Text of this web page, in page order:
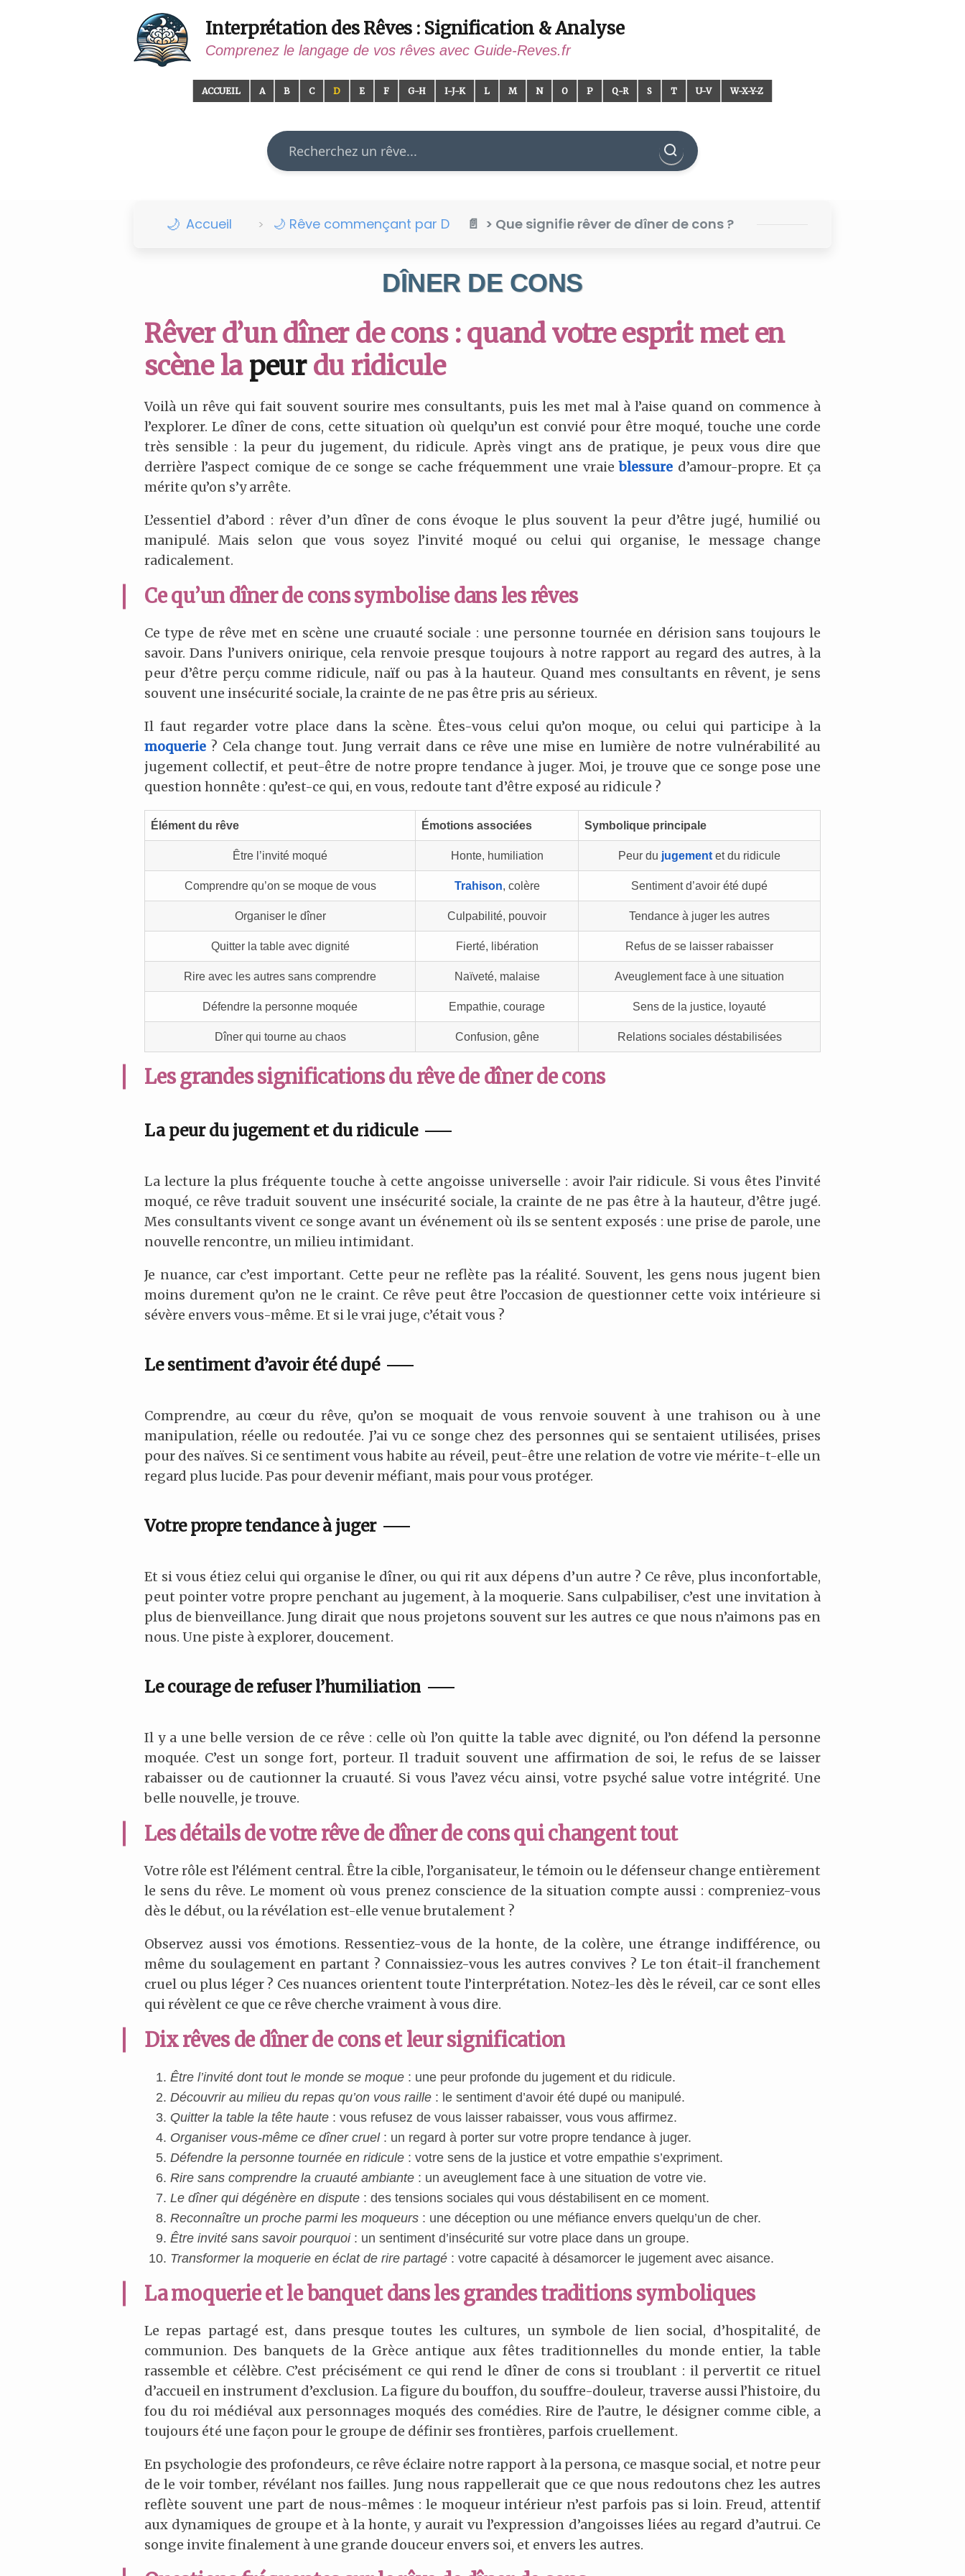
Interprétation des Rêves : Signification & Analyse
Comprenez le langage de vos rêves avec Guide-Reves.fr
ACCUEIL A B C D E F G-H I-J-K L M N O P Q-R S T U-V W-X-Y-Z
Rechercher
Accueil 🌙 Rêve commençant par D > Que signifie rêver de dîner de cons ?
DÎNER DE CONS
Rêver d’un dîner de cons : quand votre esprit met en
scène la peurdu ridicule
Voilà un rêve qui fait souvent sourire mes consultants, puis les met mal à l’aise quand on commence à
l’explorer. Le dîner de cons, cette situation où quelqu’un est convié pour être moqué, touche une corde
très sensible : la peur du jugement, du ridicule. Après vingt ans de pratique, je peux vous dire que
derrière l’aspect comique de ce songe se cache fréquemment une vraieblessure d’amour-propre. Et ça
mérite qu’on s’y arrête.
L’essentiel d’abord : rêver d’un dîner de cons évoque le plus souvent la peur d’être jugé, humilié ou
manipulé. Mais selon que vous soyez l’invité moqué ou celui qui organise, le message change
radicalement.
Ce qu’un dîner de cons symbolise dans les rêves
Ce type de rêve met en scène une cruauté sociale : une personne tournée en dérision sans toujours le
savoir. Dans l’univers onirique, cela renvoie presque toujours à notre rapport au regard des autres, à la
peur d’être perçu comme ridicule, naïf ou pas à la hauteur. Quand mes consultants en rêvent, je sens
souvent une insécurité sociale, la crainte de ne pas être pris au sérieux.
Il faut regarder votre place dans la scène. Êtes-vous celui qu’on moque, ou celui qui participe à la
moquerie ? Cela change tout. Jung verrait dans ce rêve une mise en lumière de notre vulnérabilité au
jugement collectif, et peut-être de notre propre tendance à juger. Moi, je trouve que ce songe pose une
question honnête : qu’est-ce qui, en vous, redoute tant d’être exposé au ridicule ?
Élément du rêve Émotions associées Symbolique principale
Être l’invité moqué Honte, humiliation Peur du jugement et du ridicule
Comprendre qu’on se moque de vous Trahison, colère Sentiment d’avoir été dupé
Organiser le dîner Culpabilité, pouvoir Tendance à juger les autres
Quitter la table avec dignité Fierté, libération Refus de se laisser rabaisser
Rire avec les autres sans comprendre Naïveté, malaise Aveuglement face à une situation
Défendre la personne moquée Empathie, courage Sens de la justice, loyauté
Dîner qui tourne au chaos Confusion, gêne Relations sociales déstabilisées
Les grandes significations du rêve de dîner de cons
La peur du jugement et du ridicule
La lecture la plus fréquente touche à cette angoisse universelle : avoir l’air ridicule. Si vous êtes l’invité
moqué, ce rêve traduit souvent une insécurité sociale, la crainte de ne pas être à la hauteur, d’être jugé.
Mes consultants vivent ce songe avant un événement où ils se sentent exposés : une prise de parole, une
nouvelle rencontre, un milieu intimidant.
Je nuance, car c’est important. Cette peur ne reflète pas la réalité. Souvent, les gens nous jugent bien
moins durement qu’on ne le craint. Ce rêve peut être l’occasion de questionner cette voix intérieure si
sévère envers vous-même. Et si le vrai juge, c’était vous ?
Le sentiment d’avoir été dupé
Comprendre, au cœur du rêve, qu’on se moquait de vous renvoie souvent à une trahison ou à une
manipulation, réelle ou redoutée. J’ai vu ce songe chez des personnes qui se sentaient utilisées, prises
pour des naïves. Si ce sentiment vous habite au réveil, peut-être une relation de votre vie mérite-t-elle un
regard plus lucide. Pas pour devenir méfiant, mais pour vous protéger.
Votre propre tendance à juger
Et si vous étiez celui qui organise le dîner, ou qui rit aux dépens d’un autre ? Ce rêve, plus inconfortable,
peut pointer votre propre penchant au jugement, à la moquerie. Sans culpabiliser, c’est une invitation à
plus de bienveillance. Jung dirait que nous projetons souvent sur les autres ce que nous n’aimons pas en
nous. Une piste à explorer, doucement.
Le courage de refuser l’humiliation
Il y a une belle version de ce rêve : celle où l’on quitte la table avec dignité, ou l’on défend la personne
moquée. C’est un songe fort, porteur. Il traduit souvent une affirmation de soi, le refus de se laisser
rabaisser ou de cautionner la cruauté. Si vous l’avez vécu ainsi, votre psyché salue votre intégrité. Une
belle nouvelle, je trouve.
Les détails de votre rêve de dîner de cons qui changent tout
Votre rôle est l’élément central. Être la cible, l’organisateur, le témoin ou le défenseur change entièrement
le sens du rêve. Le moment où vous prenez conscience de la situation compte aussi : compreniez-vous
dès le début, ou la révélation est-elle venue brutalement ?
Observez aussi vos émotions. Ressentiez-vous de la honte, de la colère, une étrange indifférence, ou
même du soulagement en partant ? Connaissiez-vous les autres convives ? Le ton était-il franchement
cruel ou plus léger ? Ces nuances orientent toute l’interprétation. Notez-les dès le réveil, car ce sont elles
qui révèlent ce que ce rêve cherche vraiment à vous dire.
Dix rêves de dîner de cons et leur signification
Être l’invité dont tout le monde se moque : une peur profonde du jugement et du ridicule.
Découvrir au milieu du repas qu’on vous raille : le sentiment d’avoir été dupé ou manipulé.
Quitter la table la tête haute : vous refusez de vous laisser rabaisser, vous vous affirmez.
Organiser vous-même ce dîner cruel: un regard à porter sur votre propre tendance à juger.
Défendre la personne tournée en ridicule : votre sens de la justice et votre empathie s’expriment.
Rire sans comprendre la cruauté ambiante : un aveuglement face à une situation de votre vie.
Le dîner qui dégénère en dispute : des tensions sociales qui vous déstabilisent en ce moment.
Reconnaître un proche parmi les moqueurs : une déception ou une méfiance envers quelqu’un de cher.
Être invité sans savoir pourquoi: un sentiment d’insécurité sur votre place dans un groupe.
Transformer la moquerie en éclat de rire partagé : votre capacité à désamorcer le jugement avec aisance.
La moquerie et le banquet dans les grandes traditions symboliques
Le repas partagé est, dans presque toutes les cultures, un symbole de lien social, d’hospitalité, de
communion. Des banquets de la Grèce antique aux fêtes traditionnelles du monde entier, la table
rassemble et célèbre. C’est précisément ce qui rend le dîner de cons si troublant : il pervertit ce rituel
d’accueil en instrument d’exclusion. La figure du bouffon, du souffre-douleur, traverse aussi l’histoire, du
fou du roi médiéval aux personnages moqués des comédies. Rire de l’autre, le désigner comme cible, a
toujours été une façon pour le groupe de définir ses frontières, parfois cruellement.
En psychologie des profondeurs, ce rêve éclaire notre rapport à la persona, ce masque social, et notre peur
de le voir tomber, révélant nos failles. Jung nous rappellerait que ce que nous redoutons chez les autres
reflète souvent une part de nous-mêmes : le moqueur intérieur n’est parfois pas si loin. Freud, attentif
aux dynamiques de groupe et à la honte, y aurait vu l’expression d’angoisses liées au regard d’autrui. Ce
songe invite finalement à une grande douceur envers soi, et envers les autres.